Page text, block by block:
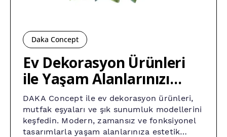
Daka Concept
Ev Dekorasyon Ürünleri
ile Yaşam Alanlarınızı
Yeniden Tasarlayın
DAKA Concept ile ev dekorasyon ürünleri,
mutfak eşyaları ve şık sunumluk modellerini
keşfedin. Modern, zamansız ve fonksiyonel
tasarımlarla yaşam alanlarınıza estetik